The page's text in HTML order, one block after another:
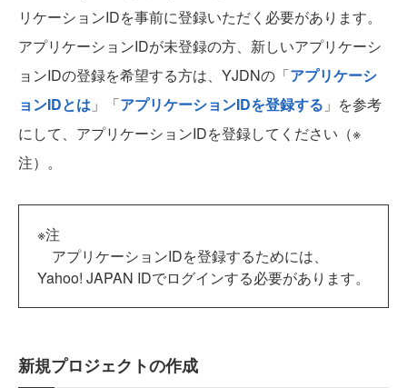
リケーションIDを事前に登録いただく必要があります。
アプリケーションIDが未登録の方、新しいアプリケーシ
ョンIDの登録を希望する方は、YJDNの「アプリケーシ
ョンIDとは 」「アプリケーションIDを登録する 」を参考
にして、アプリケーションIDを登録してください（※
注）。
※注
アプリケーションIDを登録するためには、
Yahoo! JAPAN IDでログインする必要があります。
新規プロジェクトの作成